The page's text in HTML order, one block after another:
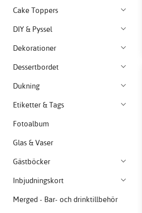
Cake Toppers
DIY & Pyssel
Dekorationer
Dessertbordet
Dukning
Etiketter & Tags
Fotoalbum
Glas & Vaser
Gästböcker
Inbjudningskort
Merged - Bar- och drinktillbehör